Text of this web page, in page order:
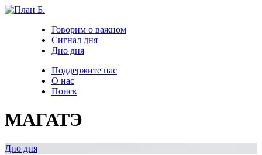
Говорим о важном
Сигнал дня
Дно дня
Поддержите нас
О нас
Поиск
МАГАТЭ
Дно дня